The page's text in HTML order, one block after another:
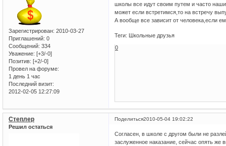
Зарегистрирован: 2010-03-27
Приглашений: 0
Сообщений: 334
Уважение: [+3/-0]
Позитив: [+2/-0]
Провел на форуме:
1 день 1 час
Последний визит:
2012-02-05 12:27:09
школы все идут своим путем и часто
может если встретимся,то на встречу
А вообще все зависит от человека,если
Теги: Школьные друзья
0
Поделиться2010-05-04 19:02:22
Степлер
Решил остаться
Согласен, в школе с другом были не
заслуженное наказание, сейчас опять же